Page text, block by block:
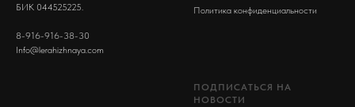
БИК 044525225.
8-916-916-38-30
Info@lerahizhnaya.com
Политика конфиденциальности
ПОДПИСАТЬСЯ НА
НОВОСТИ